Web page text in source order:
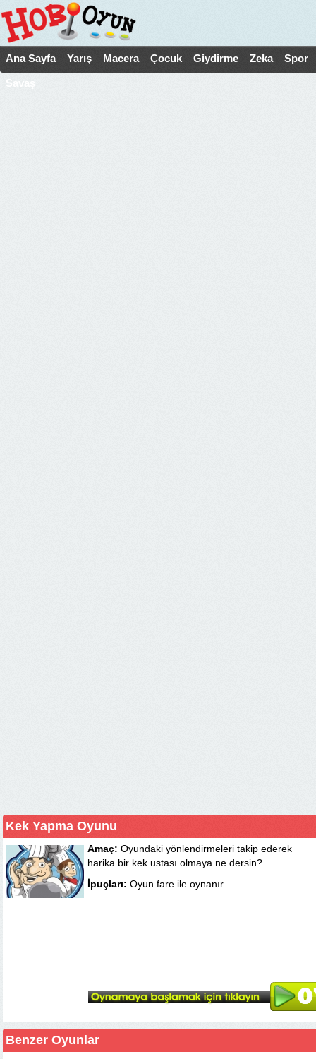
Ana Sayfa Yarış Macera Çocuk Giydirme Zeka Spor
Kek Yapma Oyunu
Amaç: Oyundaki yönlendirmeleri takip ederek
harika bir kek ustası olmaya ne dersin?
İpuçları: Oyun fare ile oynanır.
Benzer Oyunlar